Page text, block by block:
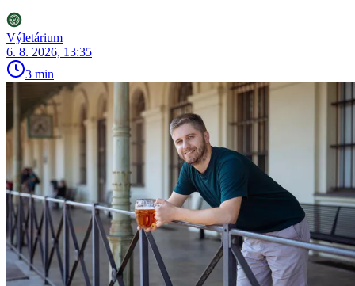
Výletárium
6. 8. 2026, 13:35
3 min